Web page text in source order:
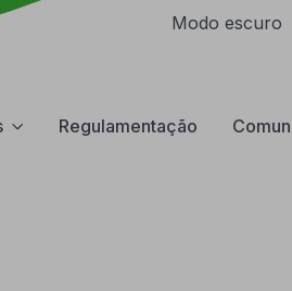
Modo escuro
Regulamentação